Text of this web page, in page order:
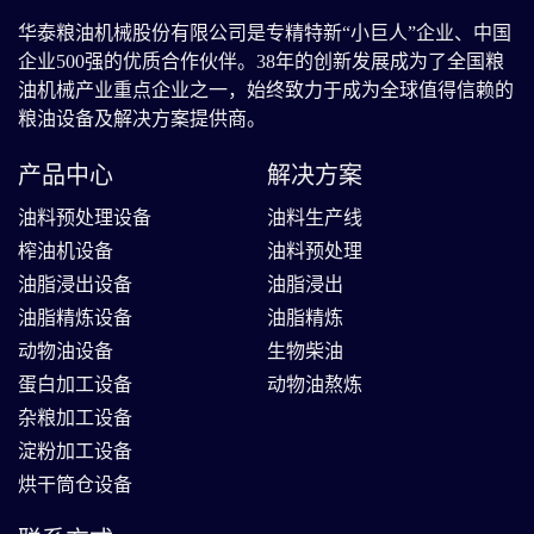
华泰粮油机械股份有限公司是专精特新“小巨人”企业、中国
企业500强的优质合作伙伴。38年的创新发展成为了全国粮
油机械产业重点企业之一，始终致力于成为全球值得信赖的
粮油设备及解决方案提供商。
产品中心
油料预处理设备
榨油机设备
油脂浸出设备
油脂精炼设备
动物油设备
蛋白加工设备
杂粮加工设备
淀粉加工设备
烘干筒仓设备
解决方案
油料生产线
油料预处理
油脂浸出
油脂精炼
生物柴油
动物油熬炼